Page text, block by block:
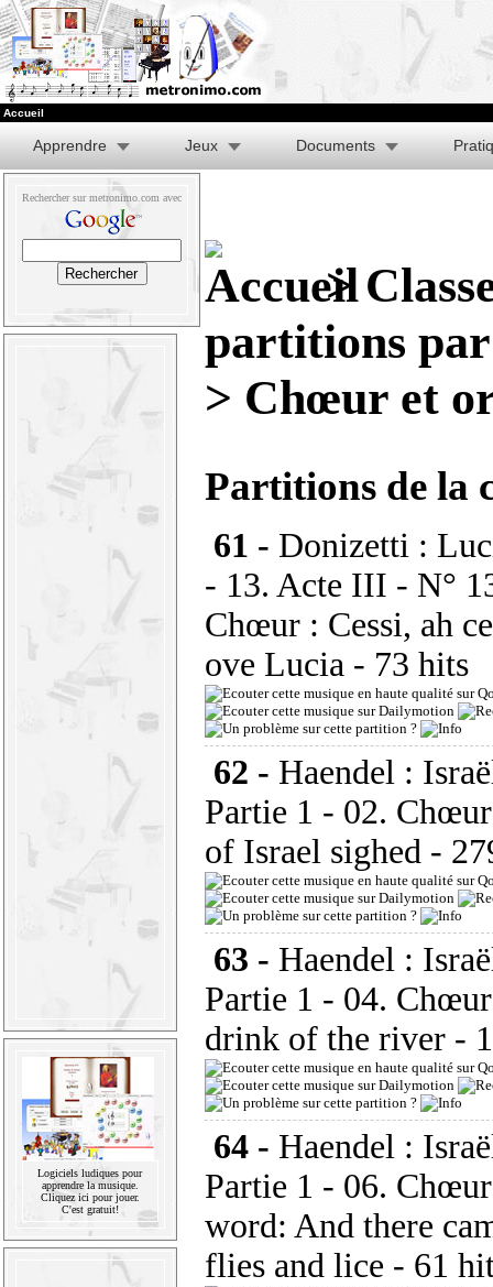
Accueil
Apprendre Jeux Documents
Rechercher sur metronimo.com avec
Logiciels ludiques pour
apprendre la musique.
Cliquez ici pour jouer.
C'est gratuit!
>
partitions
> Chœur et
Partitions de la
61 - Donizetti :
- 13. Acte III - N°
Chœur : Cessi, ah
ove Lucia - 73 hits
62 - Haendel :
Partie 1 - 02.
of Israel sighed -
63 - Haendel :
Partie 1 - 04.
drink of the river -
64 - Haendel :
Partie 1 - 06.
word: And there
flies and lice - 61